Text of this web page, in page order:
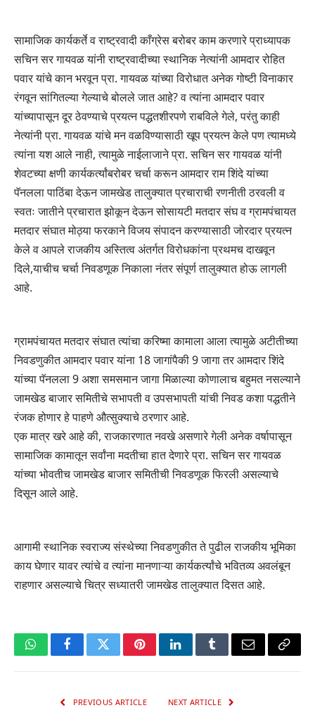
सामाजिक कार्यकर्ते व राष्ट्रवादी काँग्रेस बरोबर काम करणारे प्राध्यापक
सचिन सर गायवळ यांनी राष्ट्रवादीच्या स्थानिक नेत्यांनी आमदार रोहित
पवार यांचे कान भरवून प्रा. गायवळ यांच्या विरोधात अनेक गोष्टी विनाकार
रंगवून सांगितल्या गेल्याचे बोलले जात आहे? व त्यांना आमदार पवार
यांच्यापासून दूर ठेवण्याचे प्रयत्न पद्धतशीरपणे राबविले गेले, परंतु काही
नेत्यांनी प्रा. गायवळ यांचे मन वळविण्यासाठी खूप प्रयत्न केले पण त्यामध्ये
त्यांना यश आले नाही, त्यामुळे नाईलाजाने प्रा. सचिन सर गायवळ यांनी
शेवटच्या क्षणी कार्यकर्त्यांबरोबर चर्चा करून आमदार राम शिंदे यांच्या
पॅनलला पाठिंबा देऊन जामखेड तालुक्यात प्रचाराची रणनीती ठरवली व
स्वतः जातीने प्रचारात झोकून देऊन सोसायटी मतदार संघ व ग्रामपंचायत
मतदार संघात मोठ्या फरकाने विजय संपादन करण्यासाठी जोरदार प्रयत्न
केले व आपले राजकीय अस्तित्व अंतर्गत विरोधकांना प्रथमच दाखवून
दिले,याचीच चर्चा निवडणूक निकाला नंतर संपूर्ण तालुक्यात होऊ लागली
आहे.
ग्रामपंचायत मतदार संघात त्यांचा करिष्मा कामाला आला त्यामुळे अटीतीच्या
निवडणुकीत आमदार पवार यांना 18 जागांपैकी 9 जागा तर आमदार शिंदे
यांच्या पॅनलला 9 अशा समसमान जागा मिळाल्या कोणालाच बहुमत नसल्याने
जामखेड बाजार समितीचे सभापती व उपसभापती यांची निवड कशा पद्धतीने
रंजक होणार हे पाहणे औत्सुक्याचे ठरणार आहे.
एक मात्र खरे आहे की, राजकारणात नवखे असणारे गेली अनेक वर्षापासून
सामाजिक कामातून सर्वांना मदतीचा हात देणारे प्रा. सचिन सर गायवळ
यांच्या भोवतीच जामखेड बाजार समितीची निवडणूक फिरली असल्याचे
दिसून आले आहे.
आगामी स्थानिक स्वराज्य संस्थेच्या निवडणुकीत ते पुढील राजकीय भूमिका
काय घेणार यावर त्यांचे व त्यांना मानणाऱ्या कार्यकर्त्यांचे भवितव्य अवलंबून
राहणार असल्याचे चित्र सध्यातरी जामखेड तालुक्यात दिसत आहे.
WhatsAppFacebookTwitterPinterestLinkedInTumblrEmail Copy
PREVIOUS ARTICLE NEXT ARTICLE